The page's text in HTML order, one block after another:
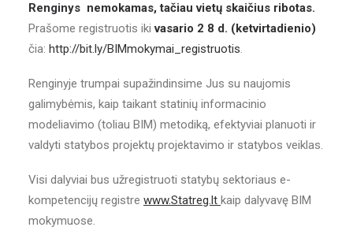
Renginys nemokamas, tačiau vietų skaičius ribotas.
Prašome registruotis ikivasario 2 8 d. (ketvirtadienio)
čia: http://bit.ly/BIMmokymai_registruotis.
Renginyje trumpai supažindinsime Jus su naujomis
galimybėmis, kaip taikant statinių informacinio
modeliavimo (toliau BIM) metodiką, efektyviai planuoti ir
valdyti statybos projektų projektavimo ir statybos veiklas.
Visi dalyviai bus užregistruoti statybų sektoriaus e-
kompetencijų registre www.Statreg.lt kaip dalyvavę BIM
mokymuose.